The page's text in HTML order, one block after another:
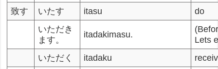
致す
いたす itasu
do
いただき
ます。
itadakimasu.
Lets
いただく
itadaku